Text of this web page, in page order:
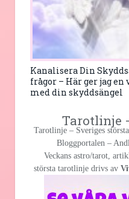
Kanalisera Din
frågor – Här ger jag
med din skyddsängel
Tarotlinje
Tarotlinje – Sveriges
Bloggportalen –
Veckans astro/tarot,
största tarotlinje drivs av